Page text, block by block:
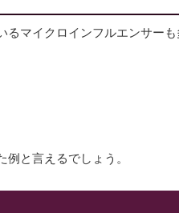
マイクロインフルエンサーも
と言えるでしょう。